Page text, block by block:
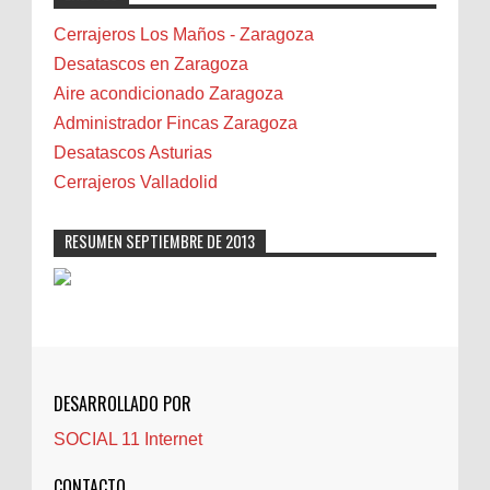
Bilbao
Biota
Camareta
Cáncer
Carmela Sauras
Carnavales
Castellón
Cerrajeros
Cocinas
Comentarios de la afición
Cerrajeros Los Maños - Zaragoza
Desatascos en Zaragoza
Aire acondicionado Zaragoza
Administrador Fincas Zaragoza
Desatascos Asturias
Cerrajeros Valladolid
RESUMEN SEPTIEMBRE DE 2013
DESARROLLADO POR
SOCIAL 11 Internet